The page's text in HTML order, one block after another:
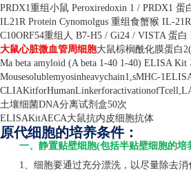
PRDX1重组小鼠 Peroxiredoxin 1 / PRDX1 蛋
IL21R Protein Cynomolgus 重组食蟹猴 IL-
C10ORF54重组人 B7-H5 / Gi24 / VISTA 蛋白
大鼠心脏微血管周细胞大鼠棕榈酰化膜蛋白
Ma beta amyloid (A beta 1-40 1-40) ELISA Kit
Mousesolublemyosinheavychain1,sMHC-
土壤细菌DNA分离试剂盒50次
ELISAKitAECA大鼠抗内皮细胞抗体
原代细胞的培养条件：
一、静置贴壁细胞(包括半贴壁细胞的培
1、细胞要通过充分漂洗，以尽量除去消